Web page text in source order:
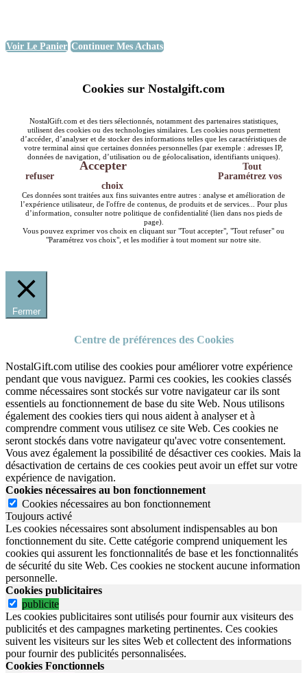
Voir Le Panier Continuer Mes Achats
Cookies sur Nostalgift.com
NostalGift.com et des tiers sélectionnés, notamment des partenaires statistiques,
utilisent des cookies ou des technologies similaires. Les cookies nous permettent
d’accéder, d’analyser et de stocker des informations telles que les caractéristiques de
votre terminal ainsi que certaines données personnelles (par exemple : adresses IP,
données de navigation, d’utilisation ou de géolocalisation, identifiants uniques).
Accepter
Tout
refuser
Paramétrez vos
choix
Ces données sont traitées aux fins suivantes entre autres : analyse et amélioration de
l’expérience utilisateur, de l'offre de contenus, de produits et de services... Pour plus
d’information, consulter notre politique de confidentialité (lien dans nos pieds de
page).
Vous pouvez exprimer vos choix en cliquant sur "Tout accepter", "Tout refuser" ou
"Paramétrez vos choix", et les modifier à tout moment sur notre site.
Fermer
Centre de préférences des Cookies
NostalGift.com utilise des cookies pour améliorer votre expérience
pendant que vous naviguez. Parmi ces cookies, les cookies classés
comme nécessaires sont stockés sur votre navigateur car ils sont
essentiels au fonctionnement de base du site Web. Nous utilisons
également des cookies tiers qui nous aident à analyser et à
comprendre comment vous utilisez ce site Web. Ces cookies ne
seront stockés dans votre navigateur qu'avec votre consentement.
Vous avez également la possibilité de désactiver ces cookies. Mais la
désactivation de certains de ces cookies peut avoir un effet sur votre
expérience de navigation.
Cookies nécessaires au bon fonctionnement
Cookies nécessaires au bon fonctionnement
Toujours activé
Les cookies nécessaires sont absolument indispensables au bon
fonctionnement du site. Cette catégorie comprend uniquement les
cookies qui assurent les fonctionnalités de base et les fonctionnalités
de sécurité du site Web. Ces cookies ne stockent aucune information
personnelle.
Cookies publicitaires
publicite
Les cookies publicitaires sont utilisés pour fournir aux visiteurs des
publicités et des campagnes marketing pertinentes. Ces cookies
suivent les visiteurs sur les sites Web et collectent des informations
pour fournir des publicités personnalisées.
Cookies Fonctionnels